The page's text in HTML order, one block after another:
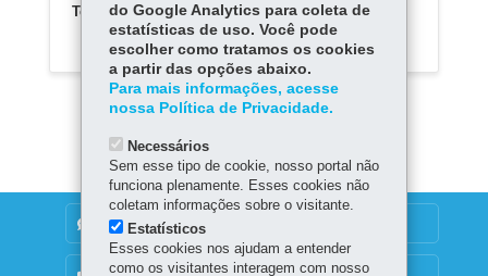
Telefone: (42) 32240784
DENUNCIE CORRUPÇÃO
do Google Analytics para coleta de
estatísticas de uso. Você pode
escolher como tratamos os cookies
a partir das opções abaixo.
Para mais informações, acesse
nossa Política de Privacidade.
Necessários
Sem esse tipo de cookie, nosso portal não
funciona plenamente. Esses cookies não
coletam informações sobre o visitante.
Estatísticos
Esses cookies nos ajudam a entender
como os visitantes interagem com nosso